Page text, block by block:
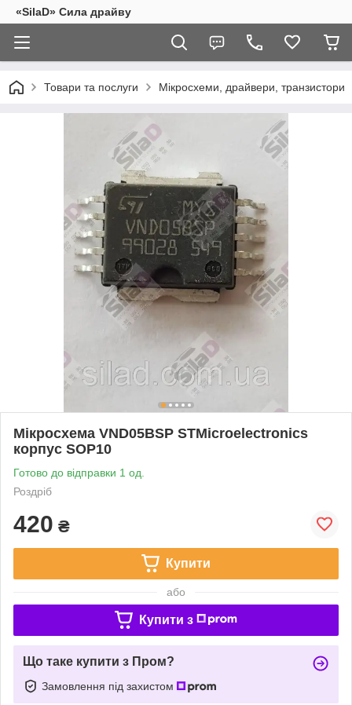
«SilaD» Сила драйву
Товари та послуги Мікросхеми, драйвери, транзистори
Мікросхема VND05BSP STMicroelectronics
корпус SOP10
Готово до відправки 1 од.
Роздріб
420 ₴
Купити
або
Купити з
Що таке купити з Пром?
Замовлення під захистом